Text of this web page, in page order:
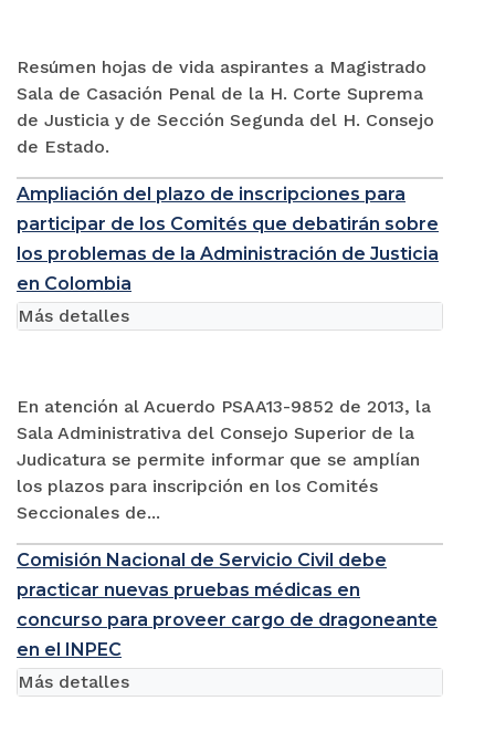
Resúmen hojas de vida aspirantes a Magistrado
Sala de Casación Penal de la H. Corte Suprema
de Justicia y de Sección Segunda del H. Consejo
de Estado.
Ampliación del plazo de inscripciones para
participar de los Comités que debatirán sobre
los problemas de la Administración de Justicia
en Colombia
En atención al Acuerdo PSAA13-9852 de 2013, la
Sala Administrativa del Consejo Superior de la
Judicatura se permite informar que se amplían
los plazos para inscripción en los Comités
Seccionales de...
Más detalles
Comisión Nacional de Servicio Civil debe
practicar nuevas pruebas médicas en
concurso para proveer cargo de dragoneante
en el INPEC
Más detalles